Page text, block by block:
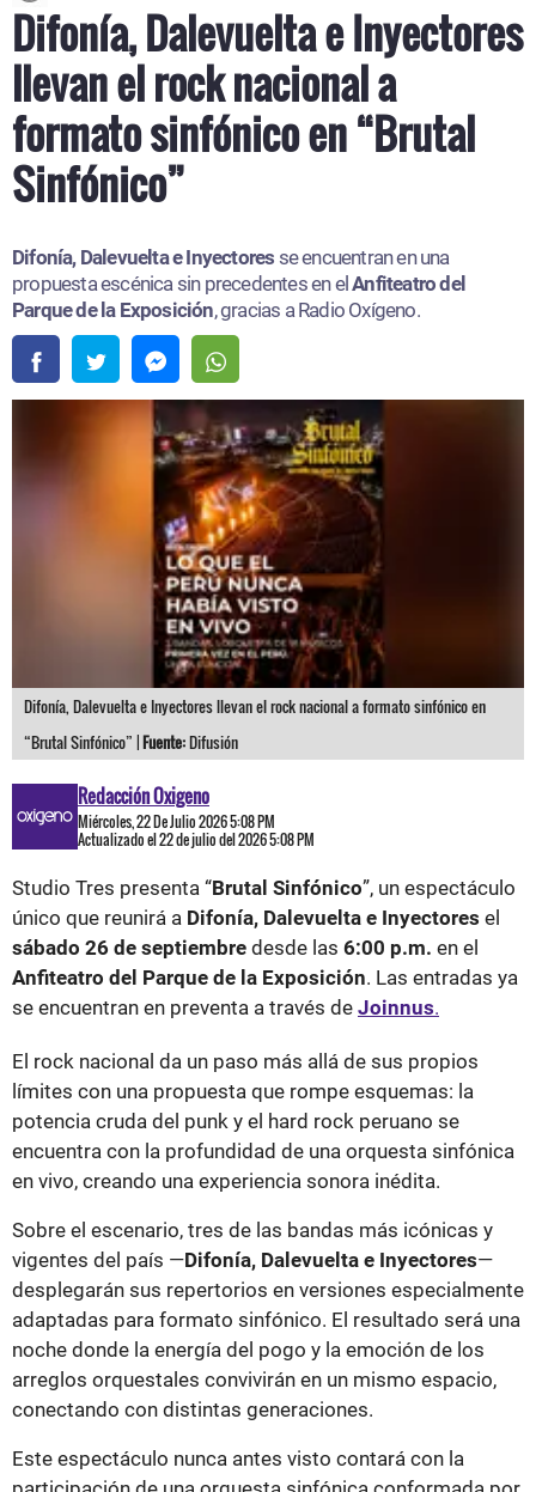
Difonía, Dalevuelta e Inyectores
llevan el rock nacional a
formato sinfónico en “Brutal
Sinfónico”
Difonía, Dalevuelta e Inyectores se encuentran en una
propuesta escénica sin precedentes en elAnfiteatro del
Parque de la Exposición, gracias a Radio Oxígeno.
Difonía, Dalevuelta e Inyectores llevan el rock nacional a formato sinfónico en
“Brutal Sinfónico” |Fuente:Difusión
Redacción Oxigeno
Miércoles, 22 De Julio 2026 5:08 PM
Actualizado el 22 de julio del 2026 5:08 PM
Studio Tres presenta “Brutal Sinfónico”, un espectáculo
único que reunirá a Difonía, Dalevuelta e Inyectores el
sábado 26 de septiembre desde las 6:00 p.m. en el
Anfiteatro del Parque de la Exposición. Las entradas ya
se encuentran en preventa a través de Joinnus.
El rock nacional da un paso más allá de sus propios
límites con una propuesta que rompe esquemas: la
potencia cruda del punk y el hard rock peruano se
encuentra con la profundidad de una orquesta sinfónica
en vivo, creando una experiencia sonora inédita.
Sobre el escenario, tres de las bandas más icónicas y
vigentes del país —Difonía, Dalevuelta e Inyectores—
desplegarán sus repertorios en versiones especialmente
adaptadas para formato sinfónico. El resultado será una
noche donde la energía del pogo y la emoción de los
arreglos orquestales convivirán en un mismo espacio,
conectando con distintas generaciones.
Este espectáculo nunca antes visto contará con la